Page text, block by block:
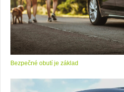
Bezpečné obutí je základ